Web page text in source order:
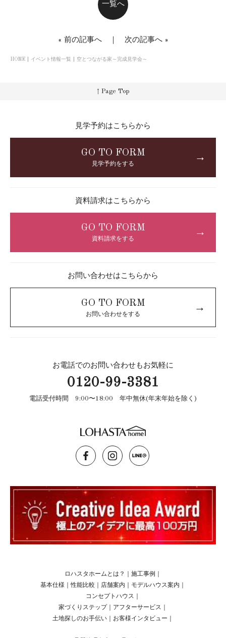
一覧へ
« 前の記事へ｜ 次の記事へ»
HOME イベント情報一覧 空とつながる家～完成見学会～
↑ Page Top
見学予約はこちらから
GO TO FORM
見学予約をする
→
資料請求はこちらから
GO TO FORM
資料請求をする
→
お問い合わせはこちらから
GO TO FORM
お問い合わせをする
→
お電話でのお問い合わせもお気軽に
0120-99-3381
電話受付時間 9:00〜18:00 年中無休(年末年始を除く)
ロハスタホームとは？ 施工事例
基本仕様 ｜性能比較 店舗案内 モデルハウス案内
コンセプトハウス
家づくりステップ
アフターサービス
土地探しのお手伝い
お客様インタビュー